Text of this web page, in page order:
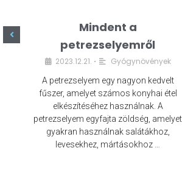
Mindent a
petrezselyemről
2023.12.21. • Gyógynövények
A petrezselyem egy nagyon kedvelt
fűszer, amelyet számos konyhai étel
elkészítéséhez használnak. A
petrezselyem egyfajta zöldség, amelyet
gyakran használnak salátákhoz,
levesekhez, mártásokhoz …